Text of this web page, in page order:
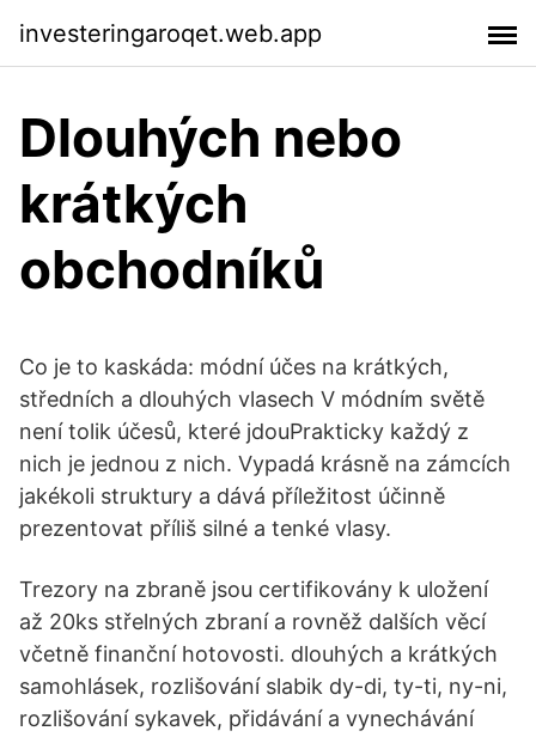
investeringaroqet.web.app
Dlouhých nebo
krátkých
obchodníků
Co je to kaskáda: módní účes na krátkých,
středních a dlouhých vlasech V módním světě
není tolik účesů, které jdouPrakticky každý z
nich je jednou z nich. Vypadá krásně na zámcích
jakékoli struktury a dává příležitost účinně
prezentovat příliš silné a tenké vlasy.
Trezory na zbraně jsou certifikovány k uložení
až 20ks střelných zbraní a rovněž dalších věcí
včetně finanční hotovosti. dlouhých a krátkých
samohlásek, rozlišování slabik dy-di, ty-ti, ny-ni,
rozlišování sykavek, přidávání a vynechávání